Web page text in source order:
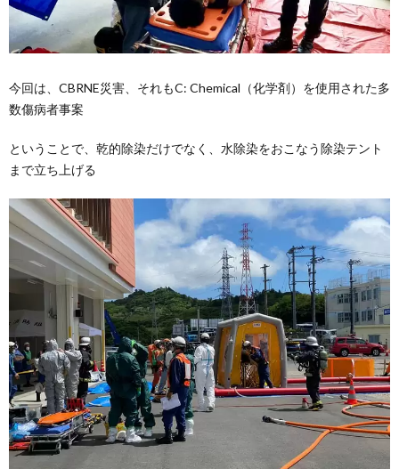
今回は、CBRNE災害、それもC: Chemical（化学剤）を使用された多
数傷病者事案
ということで、乾的除染だけでなく、水除染をおこなう除染テント
まで立ち上げる